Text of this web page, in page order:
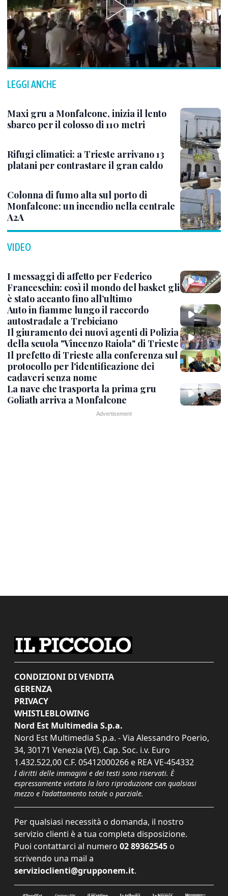
LEGGI ANCHE
Maxi gru a Monfalcone, inizia il lento
sbarco per il colosso di 110 metri
Rifugi climatici: a Trieste arrivano 13
platani per contrastare il gran caldo
Colonna di fumo alta sul porto di
Monfalcone: un incendio nella centrale
A2A
VIDEO
I messaggi di affetto per Federico
Franceschin: così il mondo del basket gli
è stato accanto fino all’ultimo
Auto in fiamme lungo il raccordo
autostradale a Trebiciano
Il giuramento dei nuovi agenti di Polizia
della scuola "Vincenzo Raiola" di Trieste
Il prefetto di Trieste alla conferenza sul
protocollo per l'identificazione dei
cadaveri senza nome
La nave che trasporta la prima gru
Goliath arriva a Monfalcone
CONDIZIONI DI VENDITA
GERENZA
PRIVACY
WHISTLEBLOWING
Nord Est Multimedia S.p.a.
Nord Est Multimedia S.p.a. - Via Alessandro Poerio,
34, 30171 Venezia (VE). Cap. Soc. i.v. Euro
1.432.522,00 C.F. 05412000266 e REA VE-454332
I diritti delle immagini e dei testi sono riservati. È
espressamente vietata la loro riproduzione con qualsiasi
mezzo e l'adattamento totale o parziale.
Per qualsiasi necessità o domanda, il nostro
servizio clienti è a tua completa disposizione.
Puoi contattarci al numero 02 89362545 o
scrivendo una mail a
servizioclienti@grupponem.it.